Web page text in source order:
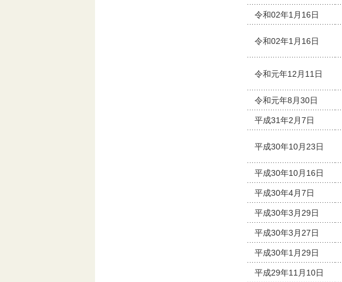
令和02年1月16日
令和02年1月16日
令和元年12月11日
令和元年8月30日
平成31年2月7日
平成30年10月23日
平成30年10月16日
平成30年4月7日
平成30年3月29日
平成30年3月27日
平成30年1月29日
平成29年11月10日